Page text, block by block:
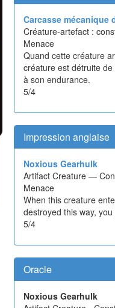
Carcasse mécanique
Créature-artefact :
Menace
Quand cette créature
créature est détruite
à son endurance.
5/4
Impression anglaise
Noxious Gearhulk
Artifact Creature —
Menace
When this creature
destroyed this way,
5/4
Oracle
Noxious Gearhulk